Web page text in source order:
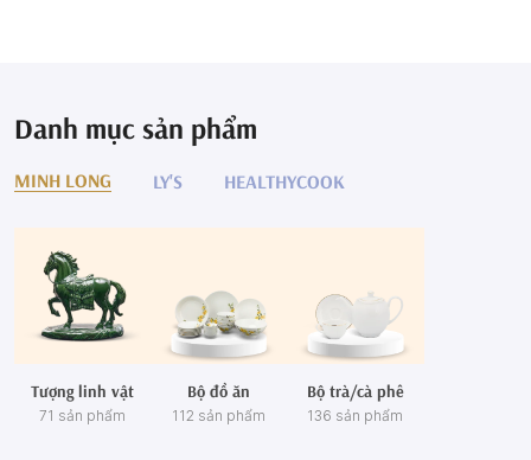
Danh mục sản phẩm
MINH LONG LY'S HEALTHYCOOK
Tượng linh vật
71 sản phẩm
Bộ đồ ăn
112 sản phẩm
Bộ trà/cà phê
136 sản phẩm